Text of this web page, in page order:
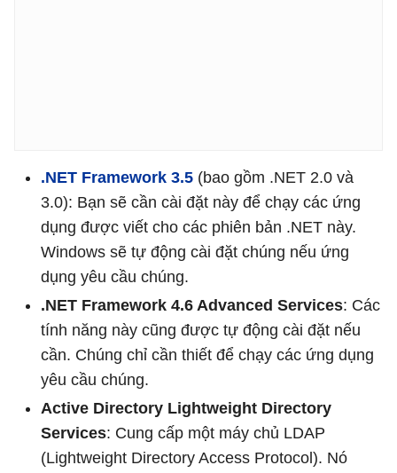
.NET Framework 3.5 (bao gồm .NET 2.0 và
3.0): Bạn sẽ cần cài đặt này để chạy các ứng
dụng được viết cho các phiên bản .NET này.
Windows sẽ tự động cài đặt chúng nếu ứng
dụng yêu cầu chúng.
.NET Framework 4.6 Advanced Services: Các
tính năng này cũng được tự động cài đặt nếu
cần. Chúng chỉ cần thiết để chạy các ứng dụng
yêu cầu chúng.
Active Directory Lightweight Directory
Services: Cung cấp một máy chủ LDAP
(Lightweight Directory Access Protocol). Nó